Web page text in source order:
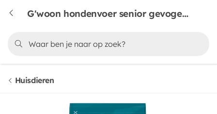
G'woon hondenvoer senior gevogelte & rijst
Huisdieren